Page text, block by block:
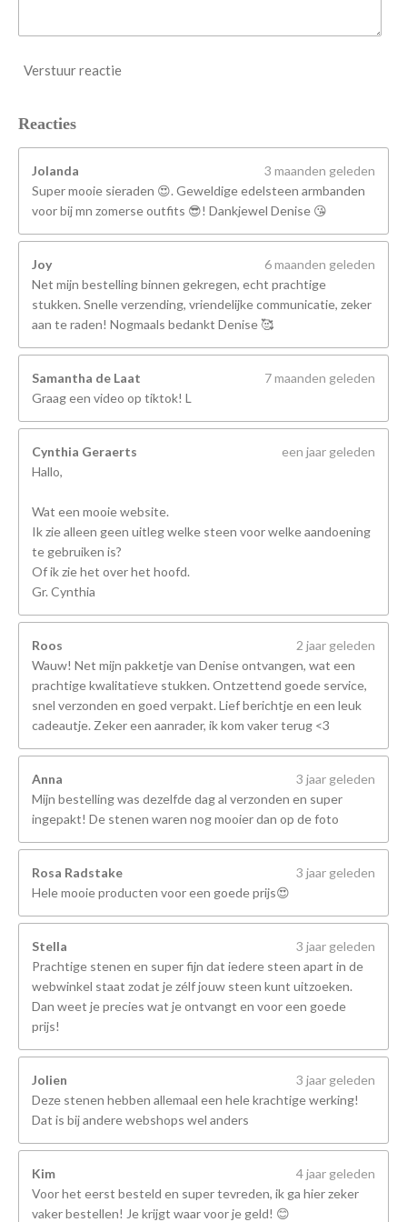
Verstuur reactie
Reacties
Jolanda
3 maanden geleden
Super mooie sieraden 😍. Geweldige edelsteen armbanden
voor bij mn zomerse outfits 😎! Dankjewel Denise 😘
Joy
6 maanden geleden
Net mijn bestelling binnen gekregen, echt prachtige
stukken. Snelle verzending, vriendelijke communicatie, zeker
aan te raden! Nogmaals bedankt Denise 🥰
Samantha de Laat
7 maanden geleden
Graag een video op tiktok! L
Cynthia Geraerts
een jaar geleden
Hallo,
Wat een mooie website.
Ik zie alleen geen uitleg welke steen voor welke aandoening
te gebruiken is?
Of ik zie het over het hoofd.
Gr. Cynthia
Roos
2 jaar geleden
Wauw! Net mijn pakketje van Denise ontvangen, wat een
prachtige kwalitatieve stukken. Ontzettend goede service,
snel verzonden en goed verpakt. Lief berichtje en een leuk
cadeautje. Zeker een aanrader, ik kom vaker terug <3
Anna
3 jaar geleden
Mijn bestelling was dezelfde dag al verzonden en super
ingepakt! De stenen waren nog mooier dan op de foto
Rosa Radstake
3 jaar geleden
Hele mooie producten voor een goede prijs😍
Stella
3 jaar geleden
Prachtige stenen en super fijn dat iedere steen apart in de
webwinkel staat zodat je zélf jouw steen kunt uitzoeken.
Dan weet je precies wat je ontvangt en voor een goede
prijs!
Jolien
3 jaar geleden
Deze stenen hebben allemaal een hele krachtige werking!
Dat is bij andere webshops wel anders
Kim
4 jaar geleden
Voor het eerst besteld en super tevreden, ik ga hier zeker
vaker bestellen! Je krijgt waar voor je geld! 😊